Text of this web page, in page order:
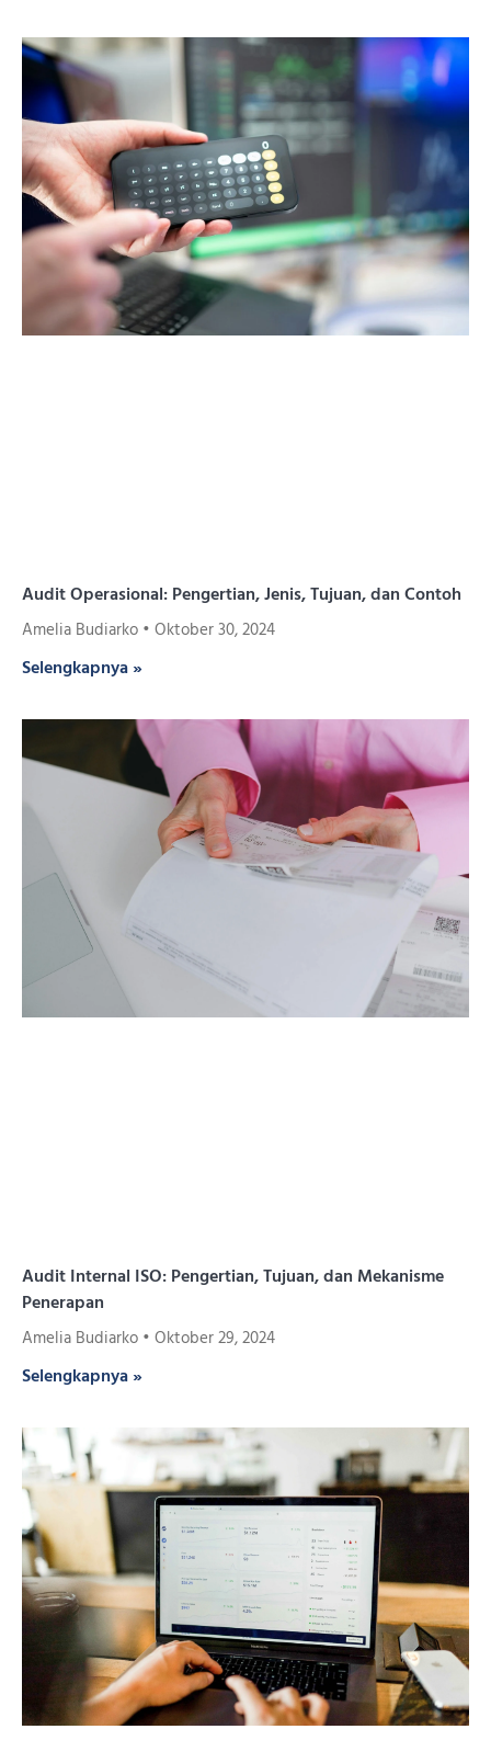
Audit Operasional: Pengertian, Jenis, Tujuan, dan Contoh
Amelia Budiarko Oktober 30, 2024
Selengkapnya »
Audit Internal ISO: Pengertian, Tujuan, dan Mekanisme
Penerapan
Amelia Budiarko Oktober 29, 2024
Selengkapnya »